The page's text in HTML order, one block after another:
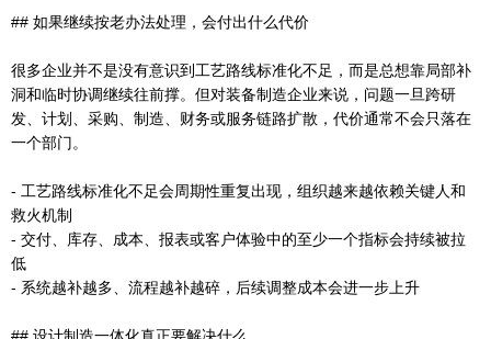
## 如果继续按老办法处理，会付出什么代价
很多企业并不是没有意识到工艺路线标准化不足，而是总想靠局部补
洞和临时协调继续往前撑。但对装备制造企业来说，问题一旦跨研
发、计划、采购、制造、财务或服务链路扩散，代价通常不会只落在
一个部门。
- 工艺路线标准化不足会周期性重复出现，组织越来越依赖关键人和
救火机制
- 交付、库存、成本、报表或客户体验中的至少一个指标会持续被拉
低
- 系统越补越多、流程越补越碎，后续调整成本会进一步上升
## 设计制造一体化真正要解决什么